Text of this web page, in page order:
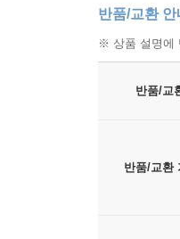
반품/교환 안
※ 상품 설명에
반품/교
반품/교환